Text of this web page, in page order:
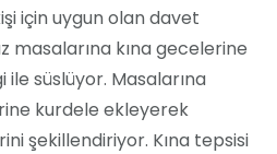
için uygun olan davet
masalarına kına gecelerine
ile süslüyor. Masalarına
kurdele ekleyerek
şekillendiriyor. Kına tepsisi